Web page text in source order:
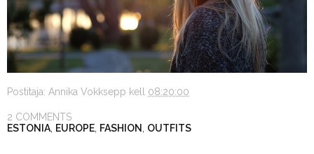
Postitaja: Annika Vokksepp kell 08:20:00
2 COMMENTS
ESTONIA EUROPE FASHION OUTFITS